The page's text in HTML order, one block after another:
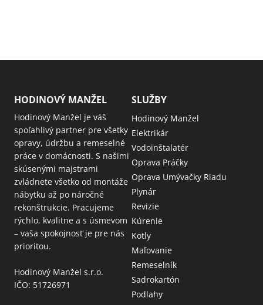
HODINOVÝ MANŽEL
Hodinový Manžel je váš
spoľahlivý partner pre všetky
opravy, údržbu a remeselné
práce v domácnosti. S našimi
skúsenými majstrami
zvládnete všetko od montáže
nábytku až po náročné
rekonštrukcie. Pracujeme
rýchlo, kvalitne a s úsmevom
– vaša spokojnosť je pre nás
prioritou.
Hodinový Manžel s.r.o.
IČO: 51726971
SLUŽBY
Hodinový Manžel
Elektrikár
Vodoinštalatér
Oprava Práčky
Oprava Umývačky Riadu
Plynár
Revizie
Kúrenie
Kotly
Maľovanie
Remeselník
Sadrokartón
Podlahy